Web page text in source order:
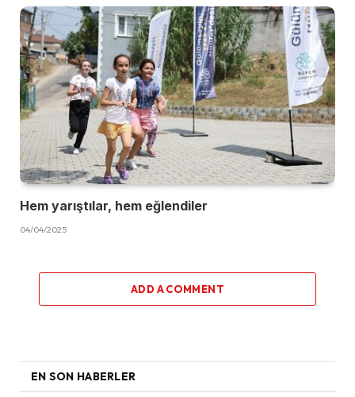
Hem yarıştılar, hem eğlendiler
04/04/2025
ADD A COMMENT
EN SON HABERLER